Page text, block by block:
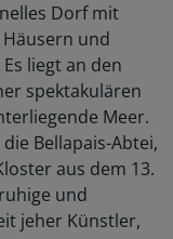
Dorf mit
und
liegt an den
spektakulären
Meer.
Bellapais-Abtei,
aus dem 13.
und
jeher Künstler,